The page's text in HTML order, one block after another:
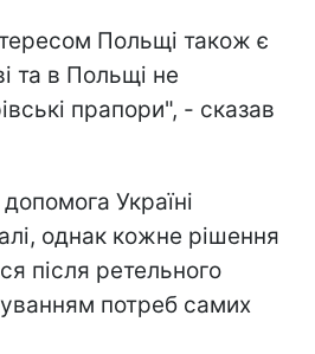
Польщі також є
та в Польщі не
прапори", - сказав
Україні
однак кожне рішення
після ретельного
потреб самих